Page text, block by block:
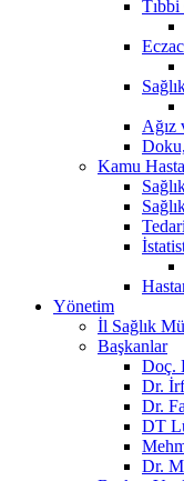
Ağız
Kamu
Yönetim
İl Sağlık
Başkanlar
Doç.
Dr.
Dr.
DT
Dr.